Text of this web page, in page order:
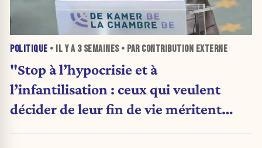
POLITIQUE • IL Y A 3 SEMAINES• PAR CONTRIBUTION EXTERNE
"Stop à l’hypocrisie et à
l’infantilisation : ceux qui veulent
décider de leur fin de vie méritent